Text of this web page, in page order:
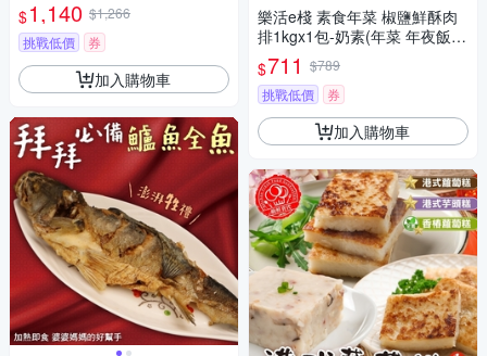
$1,140 $1,266
挑戰低價
券
加入購物車
樂活e棧 素食年菜 椒鹽鮮酥肉
排1kgx1包-奶素(年菜 年夜飯
肉排)(年菜預購)
$711 $789
挑戰低價
券
加入購物車